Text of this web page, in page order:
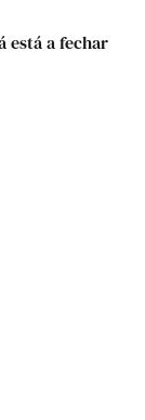
está a fechar